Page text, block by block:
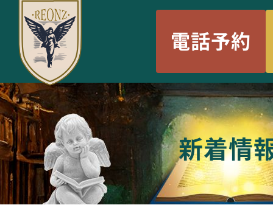
電話予約
新着情